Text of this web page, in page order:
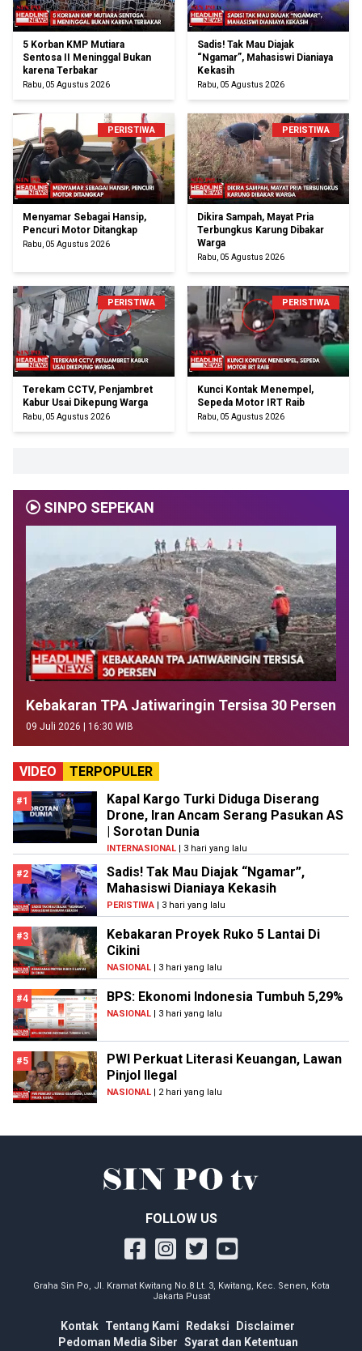
5 Korban KMP Mutiara
Sentosa II Meninggal Bukan
karena Terbakar
Rabu, 05 Agustus 2026
Sadis! Tak Mau Diajak
“Ngamar”, Mahasiswi Dianiaya
Kekasih
Rabu, 05 Agustus 2026
PERISTIWA
Menyamar Sebagai Hansip,
Pencuri Motor Ditangkap
Rabu, 05 Agustus 2026
PERISTIWA
Dikira Sampah, Mayat Pria
Terbungkus Karung Dibakar
Warga
Rabu, 05 Agustus 2026
PERISTIWA
Terekam CCTV, Penjambret
Kabur Usai Dikepung Warga
Rabu, 05 Agustus 2026
PERISTIWA
Kunci Kontak Menempel,
Sepeda Motor IRT Raib
Rabu, 05 Agustus 2026
SINPO SEPEKAN
Kebakaran TPA Jatiwaringin Tersisa 30 Persen
09 Juli 2026 | 16:30 WIB
VIDEO TERPOPULER
#1
Kapal Kargo Turki Diduga Diserang
Drone, Iran Ancam Serang Pasukan AS
| Sorotan Dunia
INTERNASIONAL | 3 hari yang lalu
#2
Sadis! Tak Mau Diajak “Ngamar”,
Mahasiswi Dianiaya Kekasih
PERISTIWA | 3 hari yang lalu
#3
Kebakaran Proyek Ruko 5 Lantai Di
Cikini
NASIONAL | 3 hari yang lalu
#4 BPS: Ekonomi Indonesia Tumbuh 5,29%
NASIONAL | 3 hari yang lalu
#5
PWI Perkuat Literasi Keuangan, Lawan
Pinjol Ilegal
NASIONAL | 2 hari yang lalu
FOLLOW US
Graha Sin Po, Jl. Kramat Kwitang No.8 Lt. 3, Kwitang, Kec. Senen, Kota
Jakarta Pusat
Kontak Tentang Kami Redaksi
Disclaimer
Pedoman Media Siber Syarat dan Ketentuan